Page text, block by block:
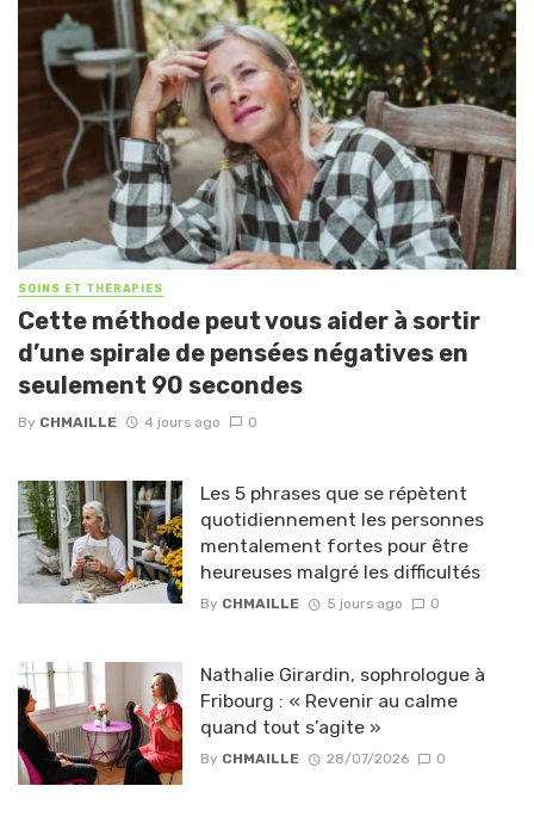
SOINS ET THÉRAPIES
Cette méthode peut vous aider à sortir
d’une spirale de pensées négatives en
seulement 90 secondes
By CHMAILLE 4 jours ago 0
Les 5 phrases que se répètent
quotidiennement les personnes
mentalement fortes pour être
heureuses malgré les difficultés
By CHMAILLE 5 jours ago 0
Nathalie Girardin, sophrologue à
Fribourg : « Revenir au calme
quand tout s’agite »
By CHMAILLE 28/07/2026 0